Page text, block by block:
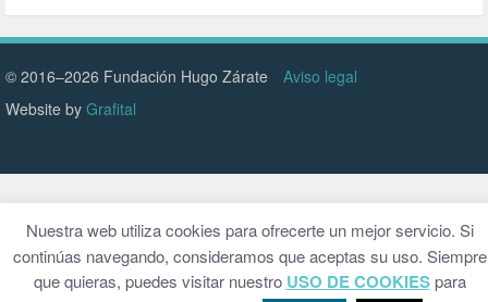
VIVIENDA (9)
VOLODIMIR ZELENSKY (1)
© 2016–2026 Fundación Hugo Zárate
Aviso legal
Website by Grafital
Nuestra web utiliza cookies para ofrecerte un mejor servicio. Si
continúas navegando, consideramos que aceptas su uso. Siempre
que quieras, puedes visitar nuestro USO DE COOKIESpara